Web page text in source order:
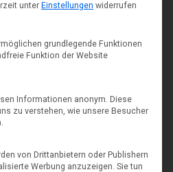
unter Einstellungen widerrufen
Gruppen, für die eine
grundlegende Funktionen
Funktion der Website
Informationen anonym. Diese
zu verstehen, wie unsere Besucher
von Drittanbietern oder Publishern
Werbung anzuzeigen. Sie tun